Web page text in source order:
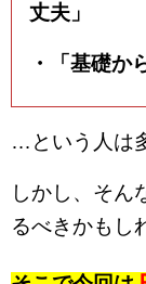
丈夫」
・「基礎か
…という人は
しかし、そん
るべきかもし